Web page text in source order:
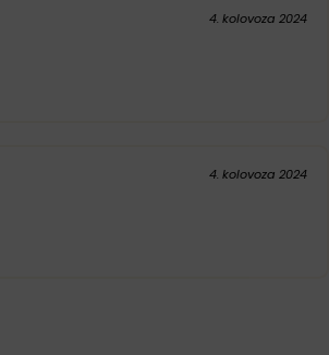
4. kolovoza 2024
4. kolovoza 2024